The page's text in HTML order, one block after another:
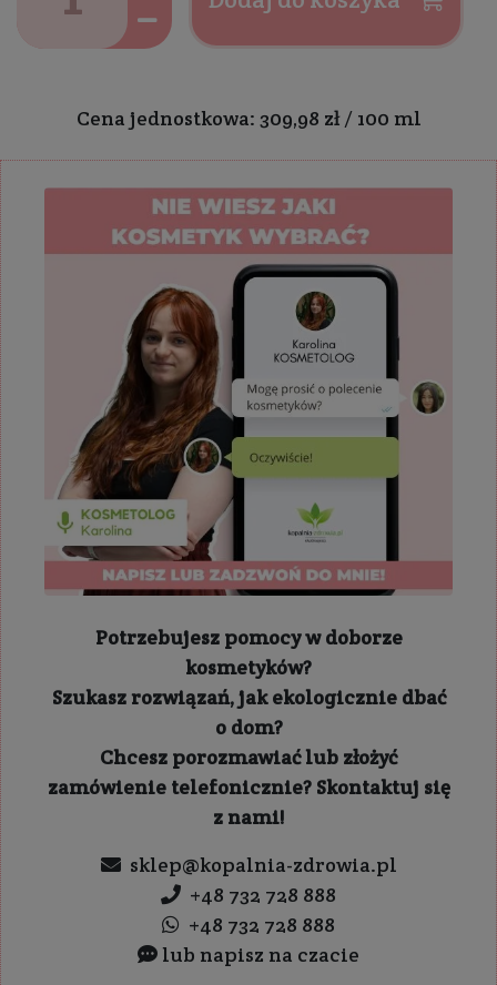
Cena jednostkowa: 309,98 zł / 100 ml
Potrzebujesz pomocy w doborze
kosmetyków?
Szukasz rozwiązań, jak ekologicznie dbać
o dom?
Chcesz porozmawiać lub złożyć
zamówienie telefonicznie? Skontaktuj się
z nami!
sklep@kopalnia-zdrowia.pl
+48 732 728 888
+48 732 728 888
lub napisz na czacie